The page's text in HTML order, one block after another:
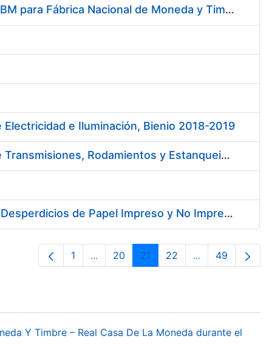
Servicios de Soporte y Mantenimiento de Licencias de Software IBM para Fábrica Nacional de Moneda y Timbre-Real Casa de la Moneda (FNMT-RCM)
e Iluminación, Bienio 2018-2019
Contratación de Contrato Marco para el Suministro de Material de Transmisiones, Rodamientos y Estanqueidad, Bienio 2018-2019
Contratación de Enajenación y Retirada de Recortes Sobrantes y Desperdicios de Papel Impreso y No Impreso durante 2018
Página
1 ...Páginas intermedias Use TAB para
Página
20 Página
21 Página
22 ...PáginasPágina
49
Y Timbre – Real Casa De La Moneda durante el